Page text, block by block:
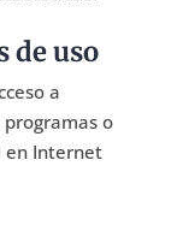
de uso
a
o
en Internet